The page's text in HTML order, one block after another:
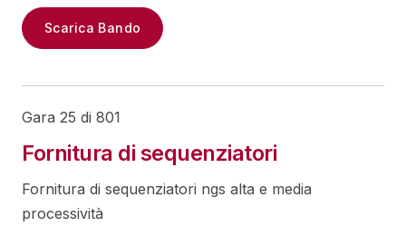
Scarica Bando
Gara 25 di 801
Fornitura di sequenziatori
Fornitura di sequenziatori ngs alta e media
processività